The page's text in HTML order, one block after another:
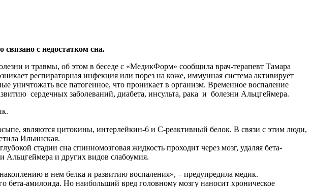
связано с недостатком сна.
и травмы, об этом в беседе с «МедикФорм» сообщила врач-терапевт Тамара
респираторная инфекция или порез на коже, иммунная система активирует
уничтожать все патогенное, что проникает в организм. Временное воспаление
сердечных заболеваний, диабета, инсульта, рака и болезни Альцгеймера.
являются цитокины, интерлейкин-6 и С-реактивный белок. В связи с этим люди,
Ильинская.
стадии сна спинномозговая жидкость проходит через мозг, удаляя бета-
Альцгеймера и других видов слабоумия.
в нем белка и развитию воспаления», – предупредила медик.
бета-амилоида. Но наибольший вред головному мозгу наносит хроническое